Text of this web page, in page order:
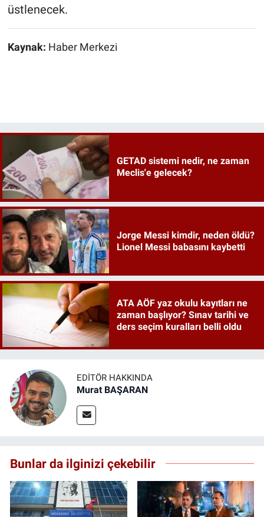
üstlenecek.
Kaynak: Haber Merkezi
GETAD sistemi nedir, ne zaman
Meclis'e gelecek?
Jorge Messi kimdir, neden öldü?
Lionel Messi babasını kaybetti
ATA AÖF yaz okulu kayıtları ne
zaman başlıyor? Sınav tarihi ve
ders seçim kuralları belli oldu
EDITÖR HAKKINDA
Murat BAŞARAN
Bunlar da ilginizi çekebilir